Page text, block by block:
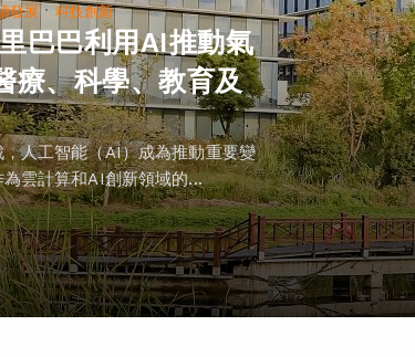
發展· 科技創新
巴巴利用AI推動氣
療、科學、教育及
人工智能（AI）成為推動重要變
雲計算和AI創新領域的...